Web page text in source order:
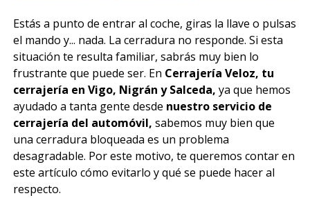
Estás a punto de entrar al coche, giras la llave o pulsas
el mando y... nada. La cerradura no responde. Si esta
situación te resulta familiar, sabrás muy bien lo
frustrante que puede ser. En Cerrajería Veloz, tu
cerrajería en Vigo, Nigrán y Salceda, ya que hemos
ayudado a tanta gente desde nuestro servicio de
cerrajería del automóvil, sabemos muy bien que
una cerradura bloqueada es un problema
desagradable. Por este motivo, te queremos contar en
este artículo cómo evitarlo y qué se puede hacer al
respecto.